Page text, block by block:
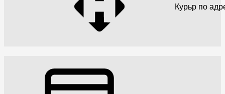
Курьр по